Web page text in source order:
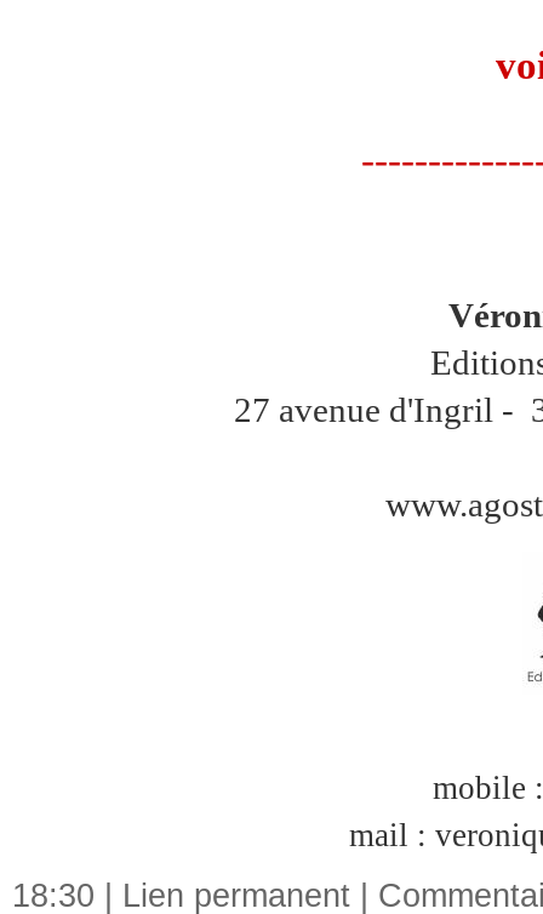
27 avenue d'Ingril -
mobile
mail :
18:30 | Lien permanent